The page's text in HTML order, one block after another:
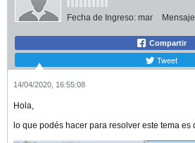
Fecha de Ingreso: mar
Compartir
Tweet
14/04/2020, 16:55:08
Hola,
lo que podés hacer para resolver este tema es